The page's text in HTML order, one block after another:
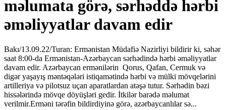
məlumata görə, sərhəddə hərbi
əməliyyatlar davam edir
Bakı/13.09.22/Turan: Ermənistan Müdafiə Nazirliyi bildirir ki, səhər
saat 8:00-da Ermənistan-Azərbaycan sərhədində hərbi əməliyyatlar
davam edir. Azərbaycan ermənilərin Qorus, Qafan, Cermuk və
digər yaşayış məntəqələri istiqamətində hərbi və mülki mövqelərini
artilleriya və pilotsuz uçan aparatlardan atəşə tutur. Sərhədin bəzi
hissələrində mövqe döyüşləri gedir. İtkilər barədə məlumat
verilmir.Erməni tərəfin bildirdiyinə görə, azərbaycanlılar sə...